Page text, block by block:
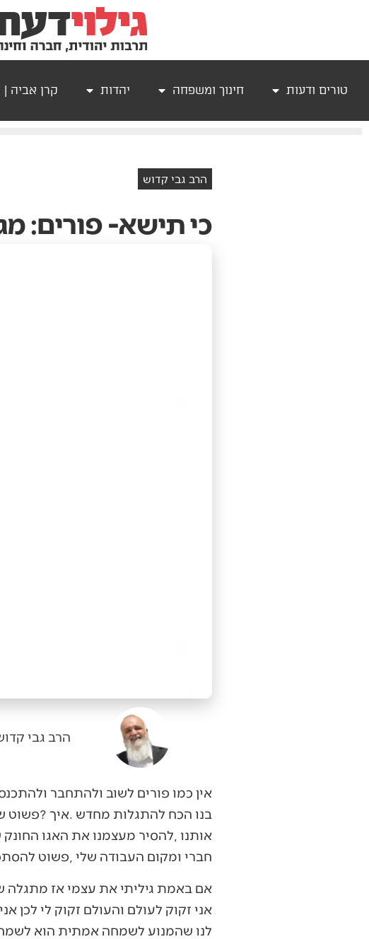
טורים ודעות חינוך ומשפחה יהדות קרן אביה |
הרב גבי קדוש
כי תישא- פורים:
הרב גבי
‬חברי‭ ‬ומקום‭ ‬העבודה‭ ‬שלי‭, ‬פשוט‭ ‬להסתכל‭ ‬במראה‭ ‬ולראות‭ ‬את‭ ‬עצמי‭ ‬במובן‭ ‬העמוק‭ ‬של‭ ‬המילה‭. ‬
‬לנו‭ ‬שהמנוע‭ ‬לשמחה‭ ‬אמתית‭ ‬הוא‭ ‬לשמח‭ ‬אחרים‭. ‬אדם‭ ‬בודד‭ ‬הוא‭ ‬אדם‭ ‬עצוב‭, ‬אדם‭ ‬נותן‭ ‬הוא‭ ‬אדם‭ ‬מאושר‭ ‬ושמח‭. ‬